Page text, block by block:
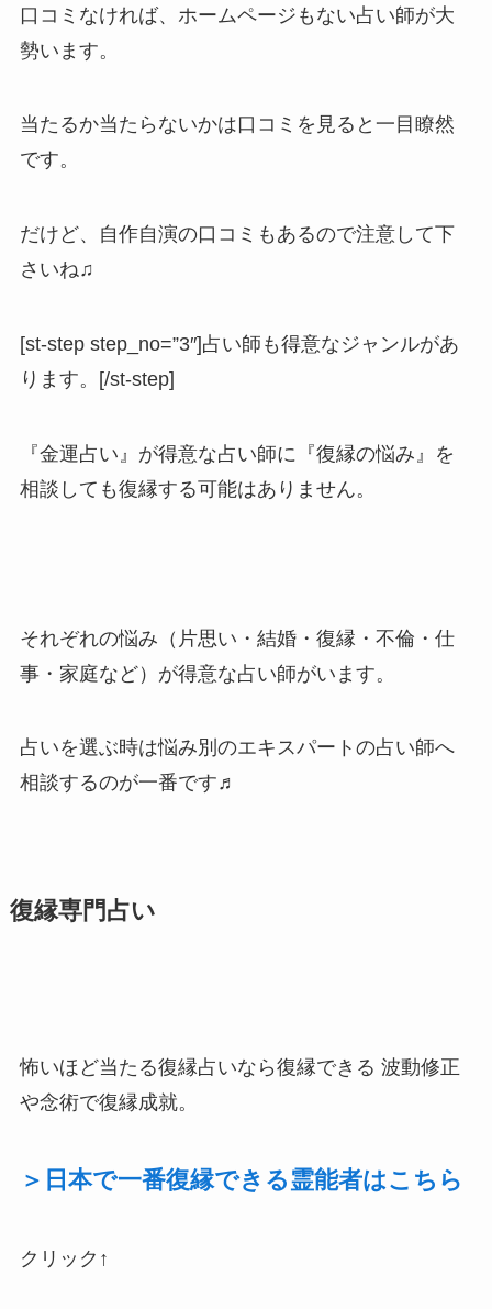
口コミなければ、ホームページもない占い師が大
勢います。
当たるか当たらないかは口コミを見ると一目瞭然
です。
だけど、自作自演の口コミもあるので注意して下
さいね♫
[st-step step_no=”3″]占い師も得意なジャンルがあ
ります。[/st-step]
『金運占い 』が得意な占い師に 『復縁の悩み』
を
相談しても復縁する可能はありません。
それぞれの悩み（片思い・結婚・復縁・不倫・仕
事・家庭など）が得意な占い師がいます。
占いを選ぶ時は悩み別のエキスパートの占い師へ
相談するのが一番です♬
復縁専門占い
怖いほど当たる復縁占いなら復縁できる 波動修正
や念術で復縁成就。
＞日本で一番復縁できる霊能者はこちら
クリック↑